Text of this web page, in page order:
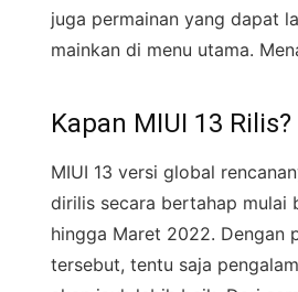
juga permainan yang dapat
mainkan di menu utama.
Kapan MIUI 13 Rilis?
MIUI 13 versi global
dirilis secara bertahap mulai
hingga Maret 2022. Dengan
tersebut, tentu saja